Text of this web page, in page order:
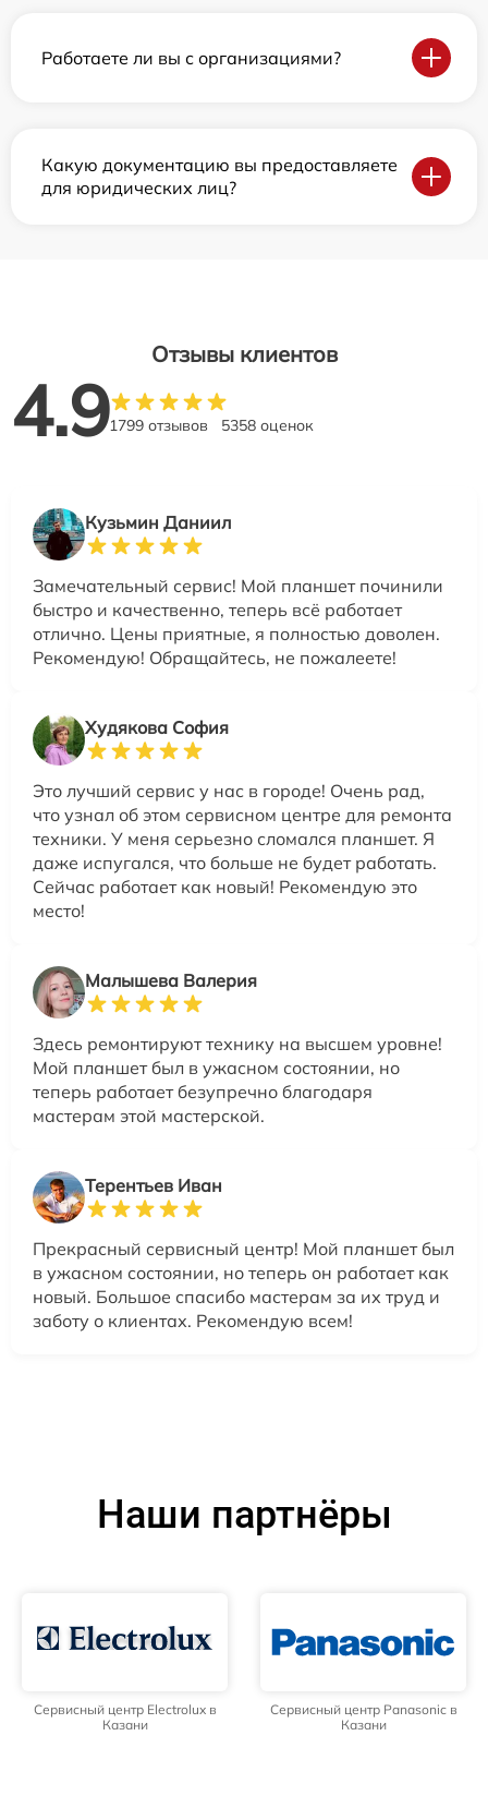
Работаете ли вы с организациями?
Какую документацию вы предоставляете
для юридических лиц?
Отзывы клиентов
4.91799 отзывов 5358 оценок
Кузьмин Даниил
Замечательный сервис! Мой планшет починили
быстро и качественно, теперь всё работает
отлично. Цены приятные, я полностью доволен.
Рекомендую! Обращайтесь, не пожалеете!
Худякова София
Это лучший сервис у нас в городе! Очень рад,
что узнал об этом сервисном центре для ремонта
техники. У меня серьезно сломался планшет. Я
даже испугался, что больше не будет работать.
Сейчас работает как новый! Рекомендую это
место!
Малышева Валерия
Здесь ремонтируют технику на высшем уровне!
Мой планшет был в ужасном состоянии, но
теперь работает безупречно благодаря
мастерам этой мастерской.
Терентьев Иван
Прекрасный сервисный центр! Мой планшет был
в ужасном состоянии, но теперь он работает как
новый. Большое спасибо мастерам за их труд и
заботу о клиентах. Рекомендую всем!
Наши партнёры
Сервисный центр Electrolux в
Казани
Сервисный центр Panasonic в
Казани